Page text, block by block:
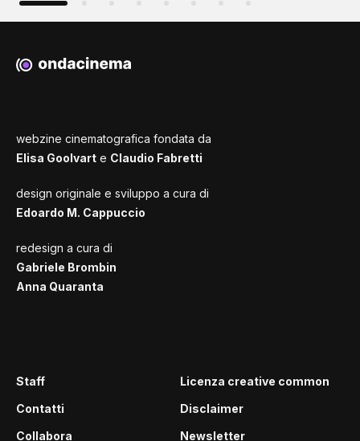
webzine cinematografica fondata da
Elisa Goolvart e Claudio Fabretti
design originale e sviluppo a cura di
Edoardo M. Cappuccio
redesign a cura di
Gabriele Brombin
Anna Quaranta
Staff
Contatti
Collabora
Licenza creative common
Disclaimer
Newsletter